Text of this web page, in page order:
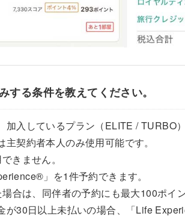
する条件を教えてください。
加入しているプラン（ELITE / TURBO
主契約者本人のみ使用可能です。
きません。
」を1件予約できます。
合は、同伴者の予約にも最大100ポイ
が30日以上未払いの場合、「Life